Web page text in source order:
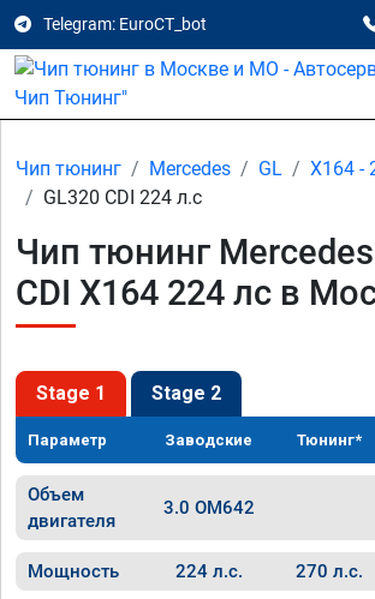
Telegram: EuroCT_bot
Чип тюнинг Mercedes GL
X164 -
GL320 CDI 224 л.с
Чип тюнинг
CDI X164 224 лс в
Stage 1 Stage 2
Параметр Заводские Тюнинг*
Объем
двигателя
3.0 OM642
Мощность 224 л.с. 270 л.с.